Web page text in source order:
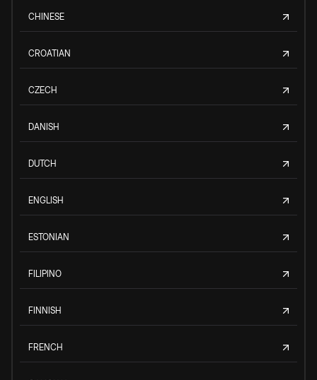
CHINESE
CROATIAN
CZECH
DANISH
DUTCH
ENGLISH
ESTONIAN
FILIPINO
FINNISH
FRENCH